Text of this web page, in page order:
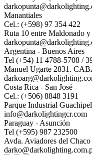
Manantiales
Cel.: (+598) 97 354 422
Ruta 10 entre Maldonado y
Argentina - Buenos Aires
Tel (+54) 11 4788-5708 /
Manuel Ugarte 2831.
Costa Rica - San José
Cel.: (+506) 8848 3191
Parque Industrial
info@darkolightingcr.com
Paraguay - Asunción
Tel (+595) 987 232500
Avda. Aviadores del